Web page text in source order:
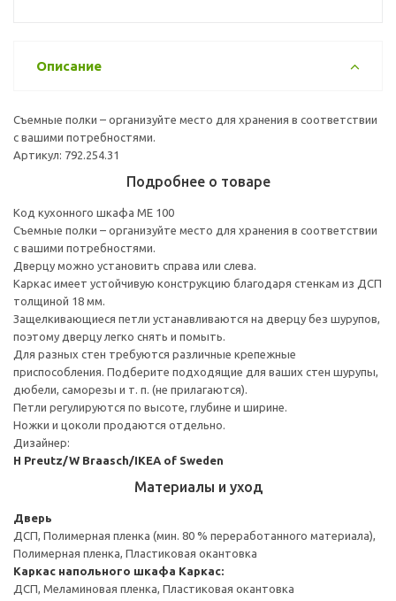
Описание
Съемные полки – организуйте место для хранения в соответствии
с вашими потребностями.
Артикул: 792.254.31
Подробнее о товаре
Код кухонного шкафа ME 100
Съемные полки – организуйте место для хранения в соответствии
с вашими потребностями.
Дверцу можно установить справа или слева.
Каркас имеет устойчивую конструкцию благодаря стенкам из ДСП
толщиной 18 мм.
Защелкивающиеся петли устанавливаются на дверцу без шурупов,
поэтому дверцу легко снять и помыть.
Для разных стен требуются различные крепежные
приспособления. Подберите подходящие для ваших стен шурупы,
дюбели, саморезы и т. п. (не прилагаются).
Петли регулируются по высоте, глубине и ширине.
Ножки и цоколи продаются отдельно.
Дизайнер:
H Preutz/W Braasch/IKEA of Sweden
Материалы и уход
Дверь
ДСП, Полимерная пленка (мин. 80 % переработанного материала),
Полимерная пленка, Пластиковая окантовка
Каркас напольного шкафа Каркас:
ДСП, Меламиновая пленка, Пластиковая окантовка